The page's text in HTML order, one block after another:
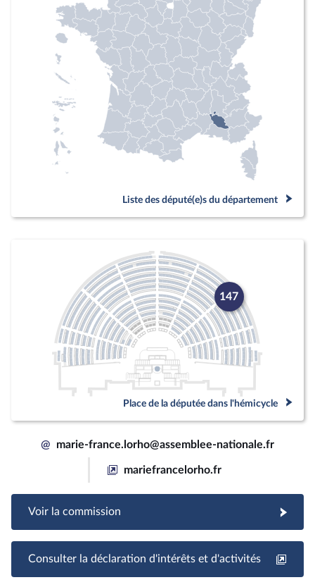
Liste des député(e)s du département
147
Place de la députée dans l'hémicycle
@ marie-france.lorho@assemblee-nationale.fr
mariefrancelorho.fr
Voir la commission
Consulter la déclaration d'intérêts et d'activités